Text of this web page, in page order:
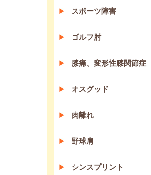
スポーツ障害
ゴルフ肘
膝痛、変形性膝関節症
オスグッド
肉離れ
野球肩
シンスプリント